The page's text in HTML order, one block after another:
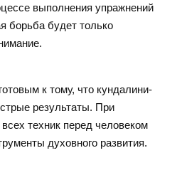
выполнения упражнений
борьба будет только
к тому, что кундалини-
результаты. При
техник перед человеком
духовного развития.